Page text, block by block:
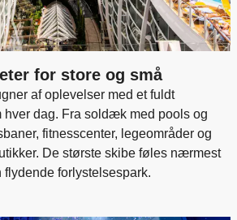
for store og små
af oplevelser med et fuldt
hver dag. Fra soldæk med pools og
fitnesscenter, legeområder og
De største skibe føles nærmest
flydende forlystelsespark.